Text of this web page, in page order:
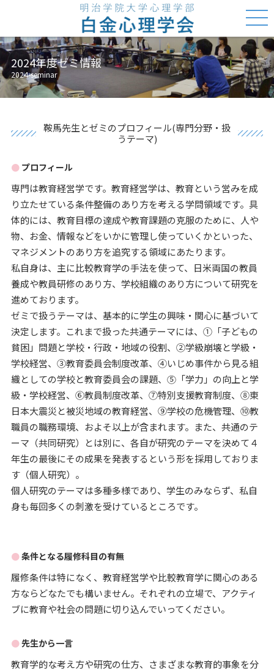
2024年度ゼミ情報
2024-seminar
鞍馬先生とゼミのプロフィール(専門分野・扱
うテーマ)
プロフィール
専門は教育経営学です。教育経営学は、教育という営みを成
り立たせている条件整備のあり方を考える学問領域です。具
体的には、教育目標の達成や教育課題の克服のために、人や
物、お金、情報などをいかに管理し使っていくかといった、
マネジメントのあり方を追究する領域にあたります。
私自身は、主に比較教育学の手法を使って、日米両国の教員
養成や教員研修のあり方、学校組織のあり方について研究を
進めております。
ゼミで扱うテーマは、基本的に学生の興味・関心に基づいて
決定します。これまで扱った共通テーマには、①「子どもの
貧困」問題と学校・行政・地域の役割、②学級崩壊と学級・
学校経営、③教育委員会制度改革、④いじめ事件から見る組
織としての学校と教育委員会の課題、⑤「学力」の向上と学
級・学校経営、⑥教員制度改革、⑦特別支援教育制度、⑧東
日本大震災と被災地域の教育経営、⑨学校の危機管理、⑩教
職員の職務環境、およそ以上が含まれます。また、共通のテ
ーマ（共同研究）とは別に、各自が研究のテーマを決めて４
年生の最後にその成果を発表するという形を採用しておりま
す（個人研究）。
個人研究のテーマは多種多様であり、学生のみならず、私自
身も毎回多くの刺激を受けているところです。
条件となる履修科目の有無
履修条件は特になく、教育経営学や比較教育学に関心のある
方ならどなたでも構いません。それぞれの立場で、アクティ
ブに教育や社会の問題に切り込んでいってください。
先生から一言
教育学的な考え方や研究の仕方、さまざまな教育的事象を分